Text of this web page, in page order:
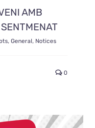
AMB
, General, Notices
0